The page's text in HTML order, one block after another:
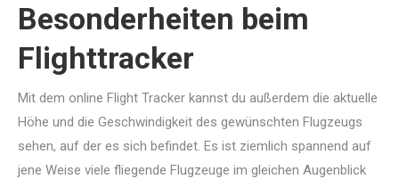
Besonderheiten beim
Flighttracker
Mit dem online Flight Tracker kannst du außerdem die aktuelle
Höhe und die Geschwindigkeit des gewünschten Flugzeugs
sehen, auf der es sich befindet. Es ist ziemlich spannend auf
jene Weise viele fliegende Flugzeuge im gleichen Augenblick